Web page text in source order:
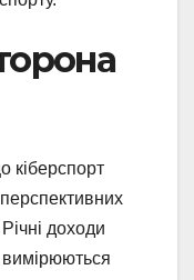
кіберспорт
доходи
вимірюються